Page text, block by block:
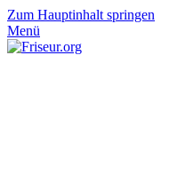
Zum Hauptinhalt springen
Menü